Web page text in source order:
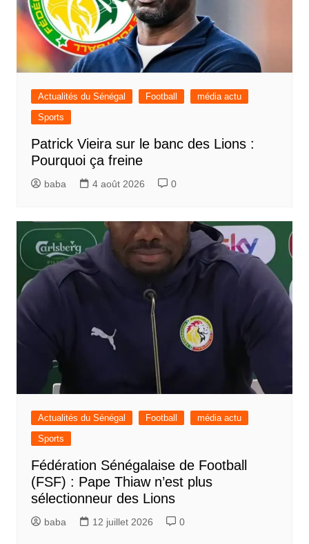
Actualités du Sénégal Football
média actu
Sports
Patrick Vieira sur le banc des Lions :
Pourquoi ça freine
baba 4 août 2026 0
Actualités du Sénégal Football
média actu
Sports
Fédération Sénégalaise de Football
(FSF) : Pape Thiaw n’est plus
sélectionneur des Lions
baba 12 juillet 2026 0